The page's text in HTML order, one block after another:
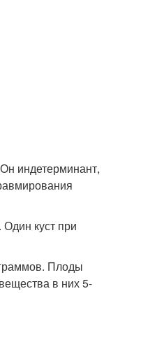
индетерминант,
куст при
Плоды
в них 5-